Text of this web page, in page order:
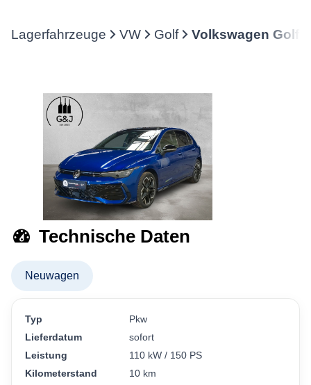
Lagerfahrzeuge VW Golf Volkswagen Golf
Technische Daten
Neuwagen
Typ
Pkw
Lieferdatum
sofort
Leistung
110 kW / 150 PS
Kilometerstand
10 km